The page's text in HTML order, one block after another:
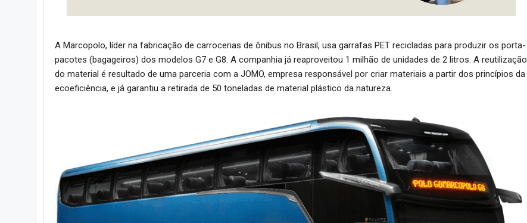
A Marcopolo, líder na fabricação de carrocerias de ônibus no Brasil, usa garrafas PET recicladas para produzir os porta-
pacotes (bagageiros) dos modelos G7 e G8. A companhia já reaproveitou 1 milhão de unidades de 2 litros. A reutilização
do material é resultado de uma parceria com a JOMO, empresa responsável por criar materiais a partir dos princípios da
ecoeficiência, e já garantiu a retirada de 50 toneladas de material plástico da natureza.